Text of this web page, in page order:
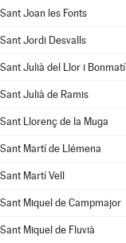
Sant Joan les Fonts
Sant Jordi Desvalls
Sant Julià del Llor i Bonmatí
Sant Julià de Ramis
Sant Llorenç de la Muga
Sant Martí de Llémena
Sant Martí Vell
Sant Miquel de Campmajor
Sant Miquel de Fluvià